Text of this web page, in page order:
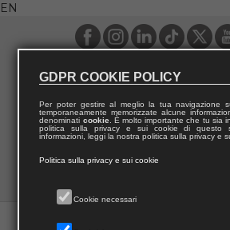
EN
GDPR COOKIE POLICY
Per poter gestire al meglio la tua navigazione
temporaneamente memorizzate alcune
denominati cookie. È molto importante che tu sia
politica sulla privacy e sui cookie di questo
informazioni, leggi la nostra politica sulla privacy e
Politica sulla privacy e sui cookie
Cookie necessari